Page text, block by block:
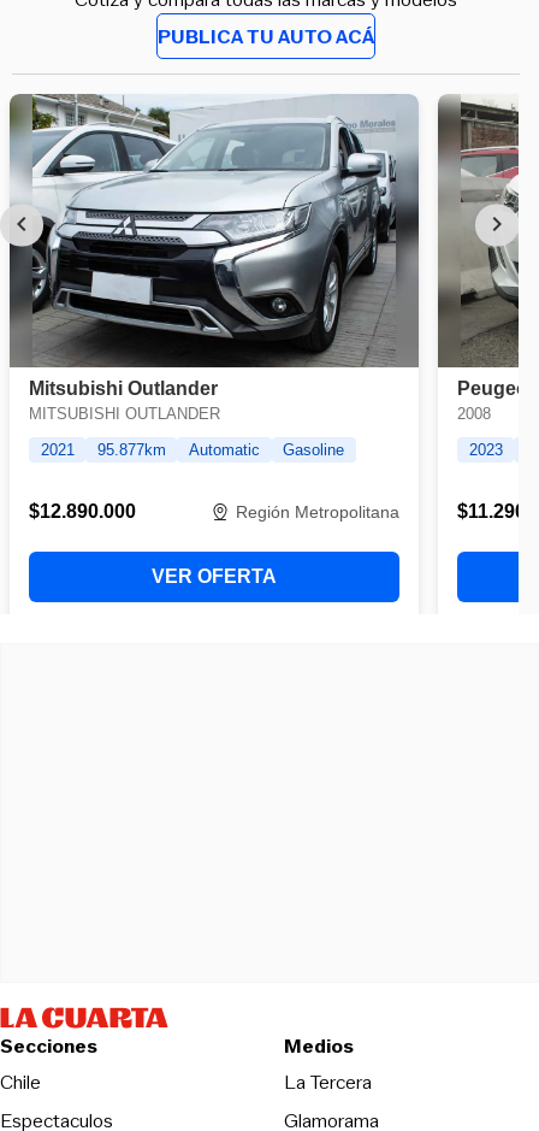
PUBLICA TU AUTO ACÁ
Secciones
Chile
Espectaculos
Medios
La TerceraOpens in new
Glamorama